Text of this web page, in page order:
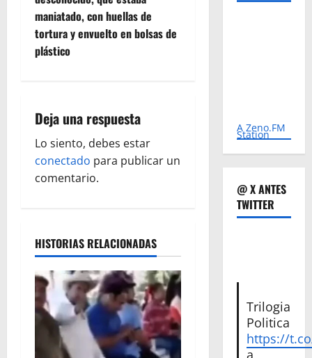
g
a
ó
n
d
e
n
t
maniatado, con huellas de
tortura y envuelto en bolsas de
plástico
Deja una respuesta
Lo siento, debes estar
conectado para publicar un
comentario.
HISTORIAS RELACIONADAS
A Zeno.FM
Station
@ X ANTES
TWITTER
Trilogia
Politica
https://